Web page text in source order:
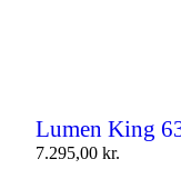
Lumen King
7.295,00 kr.